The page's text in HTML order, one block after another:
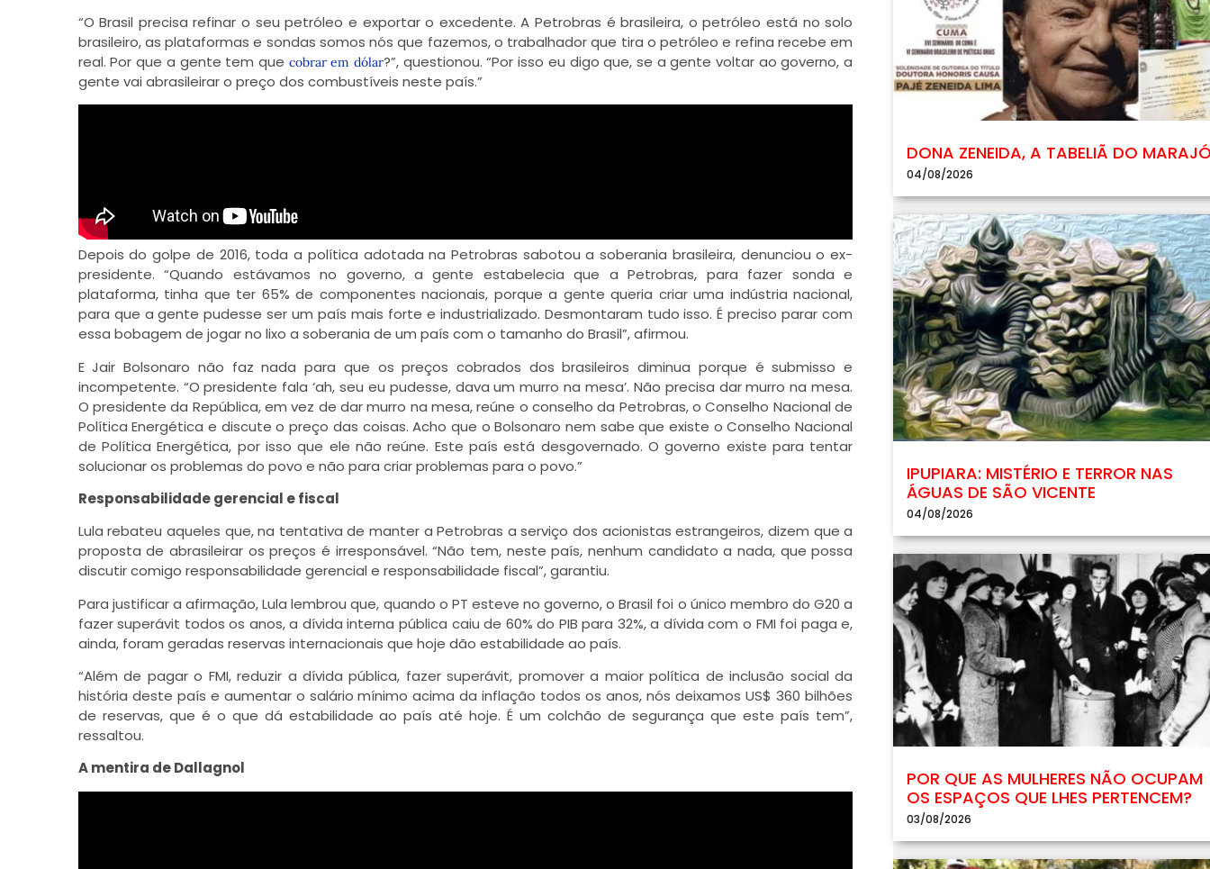
“O Brasil precisa refinar o seu petróleo e exportar o excedente. A Petrobras é brasileira, o petróleo está no solo
brasileiro, as plataformas e sondas somos nós que fazemos, o trabalhador que tira o petróleo e refina recebe em
real. Por que a gente tem que cobrar em dólar?”, questionou. “Por isso eu digo que, se a gente voltar ao governo, a
gente vai abrasileirar o preço dos combustíveis neste país.”
Depois do golpe de 2016, toda a política adotada na Petrobras sabotou a soberania brasileira, denunciou o ex-
presidente. “Quando estávamos no governo, a gente estabelecia que a Petrobras, para fazer sonda e
plataforma, tinha que ter 65% de componentes nacionais, porque a gente queria criar uma indústria nacional,
para que a gente pudesse ser um país mais forte e industrializado. Desmontaram tudo isso. É preciso parar com
essa bobagem de jogar no lixo a soberania de um país com o tamanho do Brasil”, afirmou.
E Jair Bolsonaro não faz nada para que os preços cobrados dos brasileiros diminua porque é submisso e
incompetente. “O presidente fala ‘ah, seu eu pudesse, dava um murro na mesa’. Não precisa dar murro na mesa.
O presidente da República, em vez de dar murro na mesa, reúne o conselho da Petrobras, o Conselho Nacional de
Política Energética e discute o preço das coisas. Acho que o Bolsonaro nem sabe que existe o Conselho Nacional
de Política Energética, por isso que ele não reúne. Este país está desgovernado. O governo existe para tentar
solucionar os problemas do povo e não para criar problemas para o povo.”
Responsabilidade gerencial e fiscal
Lula rebateu aqueles que, na tentativa de manter a Petrobras a serviço dos acionistas estrangeiros, dizem que a
proposta de abrasileirar os preços é irresponsável. “Não tem, neste país, nenhum candidato a nada, que possa
discutir comigo responsabilidade gerencial e responsabilidade fiscal”, garantiu.
Para justificar a afirmação, Lula lembrou que, quando o PT esteve no governo, o Brasil foi o único membro do G20 a
fazer superávit todos os anos, a dívida interna pública caiu de 60% do PIB para 32%, a dívida com o FMI foi paga e,
ainda, foram geradas reservas internacionais que hoje dão estabilidade ao país.
“Além de pagar o FMI, reduzir a dívida pública, fazer superávit, promover a maior política de inclusão social da
história deste país e aumentar o salário mínimo acima da inflação todos os anos, nós deixamos US$ 360 bilhões
de reservas, que é o que dá estabilidade ao país até hoje. É um colchão de segurança que este país tem”,
ressaltou.
A mentira de Dallagnol
DONA ZENEIDA, A TABELIÃ DO
04/08/2026
IPUPIARA: MISTÉRIO E TERROR NAS
ÁGUAS DE SÃO VICENTE
04/08/2026
POR QUE AS MULHERES NÃO OCUPAM
OS ESPAÇOS QUE LHES PERTENCEM?
03/08/2026